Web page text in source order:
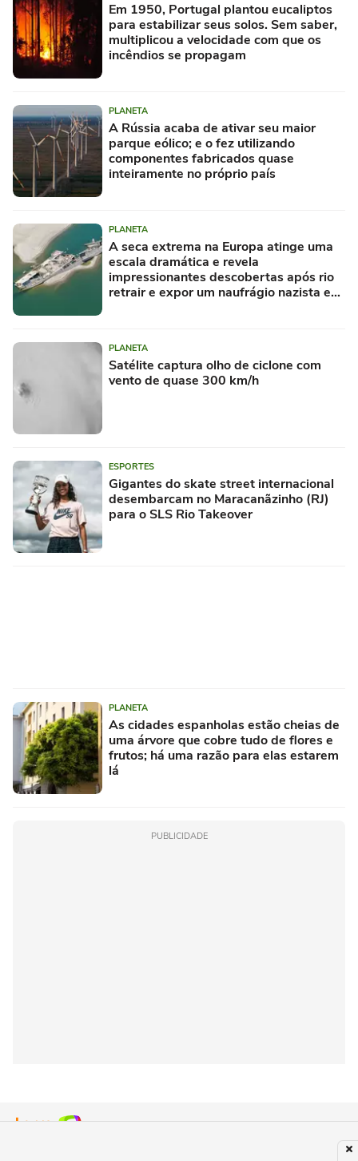
Em 1950, Portugal plantou eucaliptos
para estabilizar seus solos. Sem saber,
multiplicou a velocidade com que os
incêndios se propagam
PLANETA
A Rússia acaba de ativar seu maior
parque eólico; e o fez utilizando
componentes fabricados quase
inteiramente no próprio país
PLANETA
A seca extrema na Europa atinge uma
escala dramática e revela
impressionantes descobertas após rio
retrair e expor um naufrágio nazista e
PLANETA
Satélite captura olho de ciclone com
vento de quase 300 km/h
ESPORTES
Gigantes do skate street internacional
desembarcam no Maracanãzinho (RJ)
para o SLS Rio Takeover
PLANETA
As cidades espanholas estão cheias de
uma árvore que cobre tudo de flores e
frutos; há uma razão para elas estarem
lá
PUBLICIDADE